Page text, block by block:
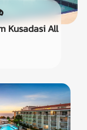
Kusadasi All